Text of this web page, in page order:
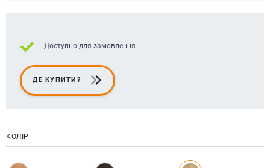
Доступно для замовлення
ДЕ КУПИТИ?
КОЛІР